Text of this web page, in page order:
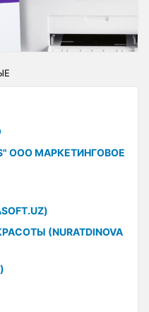
ООО МАРКЕТИНГОВОЕ
(NURATDINOVA